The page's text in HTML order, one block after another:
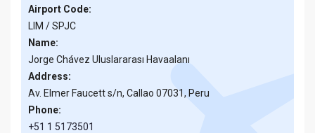
Airport Code:
LIM / SPJC
Name:
Jorge Chávez Uluslararası Havaalanı
Address:
Av. Elmer Faucett s/n, Callao 07031, Peru
Phone:
+51 1 5173501